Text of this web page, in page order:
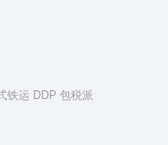
铁运 DDP 包税派